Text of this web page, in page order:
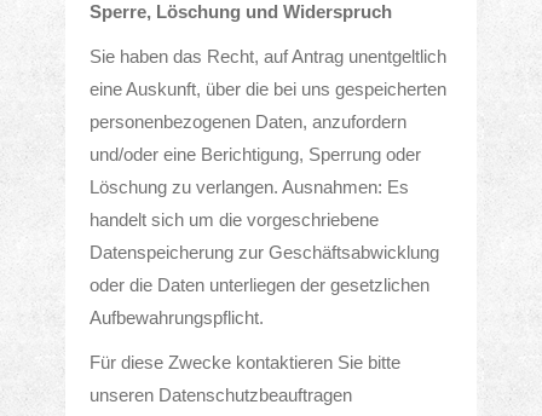
Sperre, Löschung und Widerspruch
Sie haben das Recht, auf Antrag unentgeltlich
eine Auskunft, über die bei uns gespeicherten
personenbezogenen Daten, anzufordern
und/oder eine Berichtigung, Sperrung oder
Löschung zu verlangen. Ausnahmen: Es
handelt sich um die vorgeschriebene
Datenspeicherung zur Geschäftsabwicklung
oder die Daten unterliegen der gesetzlichen
Aufbewahrungspflicht.
Für diese Zwecke kontaktieren Sie bitte
unseren Datenschutzbeauftragen
IHRE METZGEREI
AUS INGOLSTADT